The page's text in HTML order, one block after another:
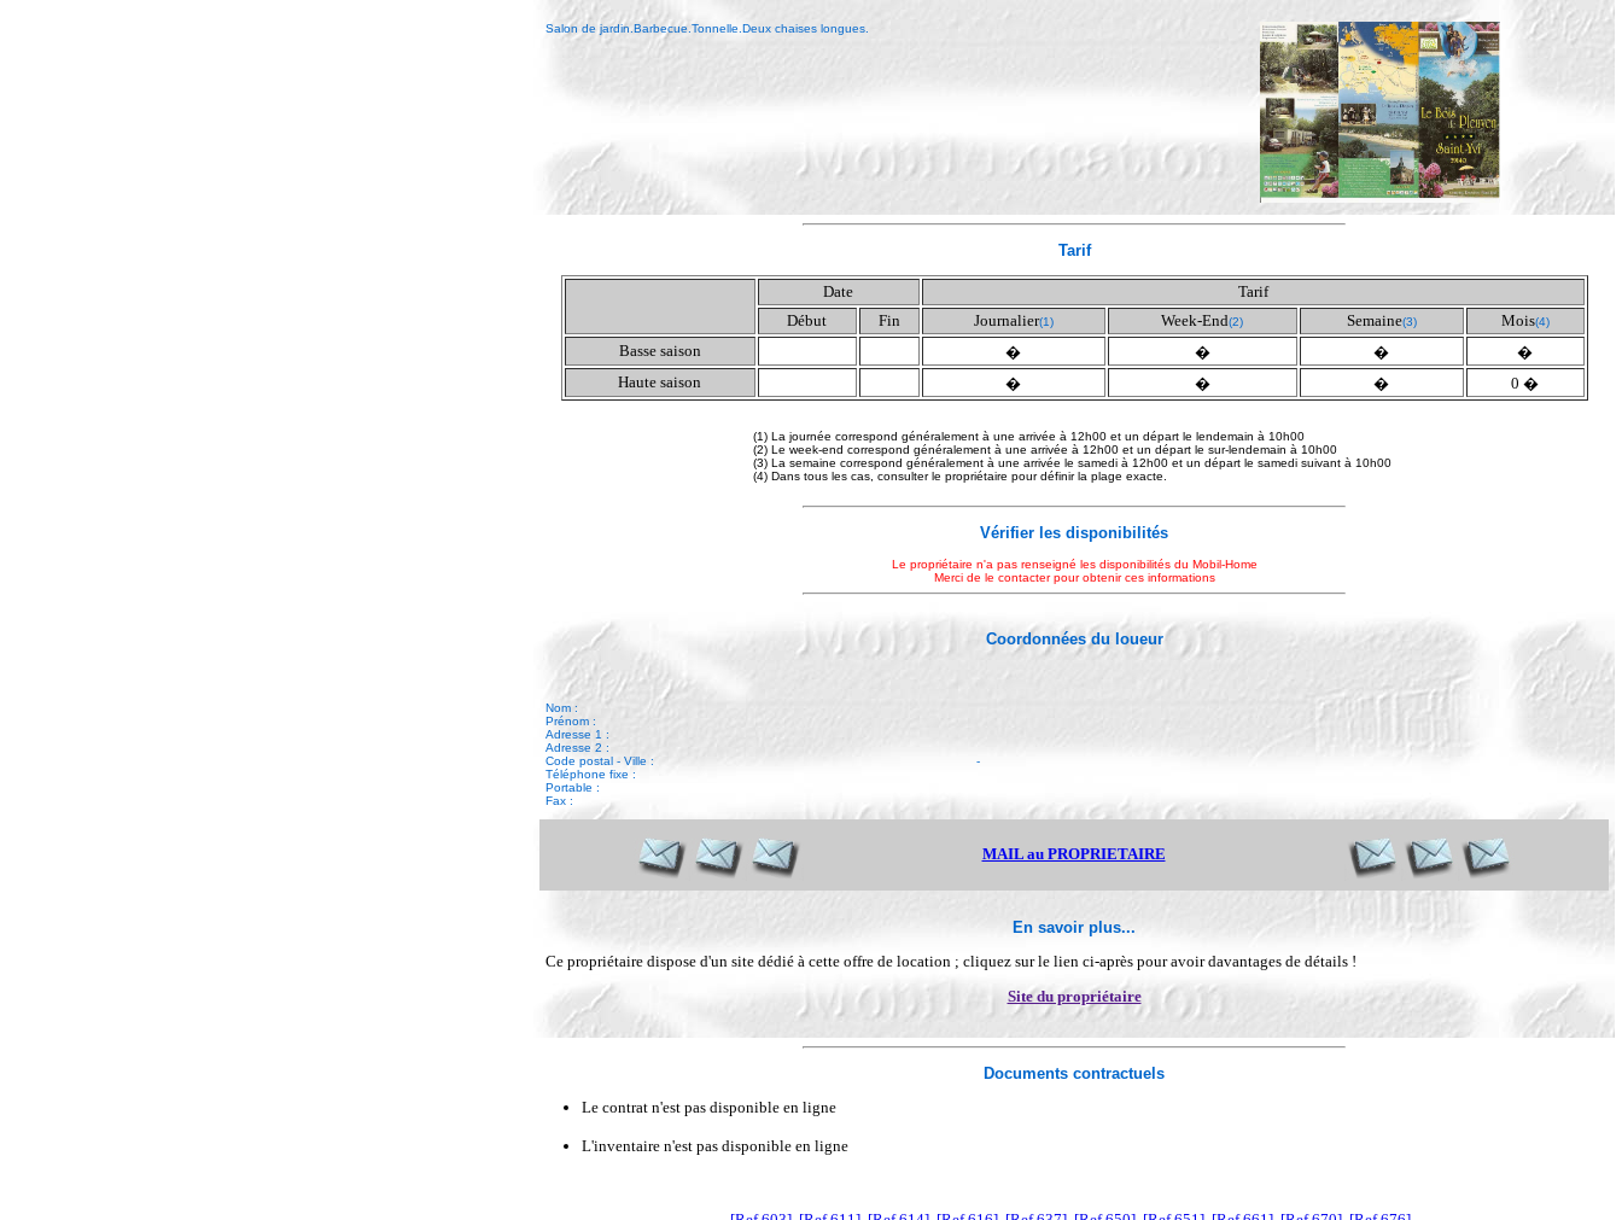
Salon de jardin.Barbecue.Tonnelle.Deux chaises longues.
Tarif
Date
Tarif
Début
Fin Journalier(1) Week-End(2) Semaine(3) Mois(4)
Basse saison � � �
�
Haute saison
� � � 0 �
(1) La journée correspond généralement à une arrivée à 12h00 et un départ le lendemain à 10h00
(2) Le week-end correspond généralement à une arrivée à 12h00 et un départ le sur-lendemain à 10h00
(3) La semaine correspond généralement à une arrivée le samedi à 12h00 et un départ le samedi suivant à 10h00
(4) Dans tous les cas, consulter le propriétaire pour définir la plage exacte.
Vérifier les disponibilités
Le propriétaire n'a pas renseigné les disponibilités du Mobil-Home
Merci de le contacter pour obtenir ces informations
Coordonnées du loueur
Nom :
Prénom :
Adresse 1 :
Adresse 2 :
Code postal - Ville :
Téléphone fixe :
Portable :
Fax :
-
MAIL au PROPRIETAIRE
En savoir plus...
Ce propriétaire dispose d'un site dédié à cette offre de location ; cliquez sur le lien ci-après pour avoir davantages de détails !
Site du propriétaire
Documents contractuels
Le contrat n'est pas disponible en ligne
L'inventaire n'est pas disponible en ligne